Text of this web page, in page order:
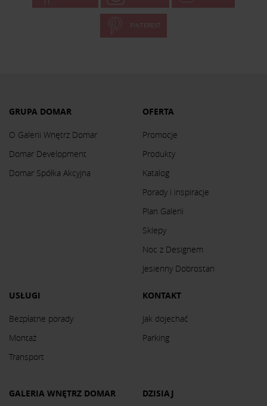
PINTEREST
GRUPA DOMAR
O Galerii Wnętrz Domar
Domar Development
Domar Spółka Akcyjna
OFERTA
Promocje
Produkty
Katalog
Porady i inspiracje
Plan Galerii
Sklepy
Noc z Designem
Jesienny Dobrostan
USŁUGI
Bezpłatne porady
Montaż
Transport
KONTAKT
Jak dojechać
Parking
GALERIA WNĘTRZ DOMAR DZISIAJ